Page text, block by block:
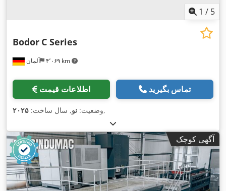
1 / 5
آلمان ۴٬۰۶۹ km
Bodor C Series
اطلاعات قیمت تماس بگیرید
وضعیت: نو, سال ساخت: ۲۰۲۵ ,
آگهی کوچک